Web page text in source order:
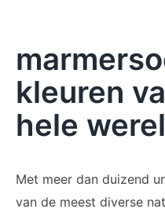
kleuren
hele
Met meer dan duizend
van de meest diverse